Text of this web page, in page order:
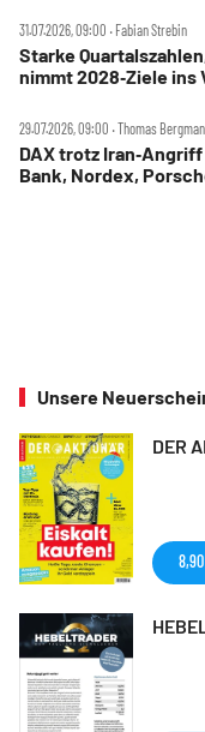
31.07.2026, 09:00 ‧ Fabian Strebin
Starke
nimmt 2028‑Ziele ins
29.07.2026, 09:00 ‧ Thomas
DAX trotz
Bank, Nordex,
Unsere
DER